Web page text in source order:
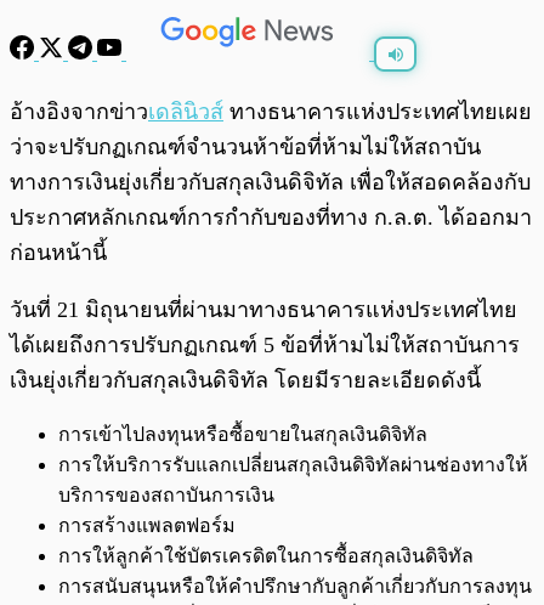
พร้อมเล่น /0:00
อ้างอิงจากข่าวเดลินิวส์ ทางธนาคารแห่งประเทศไทยเผย
ว่าจะปรับกฏเกณฑ์จำนวนห้าข้อที่ห้ามไม่ให้สถาบัน
ทางการเงินยุ่งเกี่ยวกับสกุลเงินดิจิทัล เพื่อให้สอดคล้องกับ
ประกาศหลักเกณฑ์การกำกับของที่ทาง ก.ล.ต. ได้ออกมา
ก่อนหน้านี้
วันที่ 21 มิถุนายนที่ผ่านมาทางธนาคารแห่งประเทศไทย
ได้เผยถึงการปรับกฏเกณฑ์ 5 ข้อที่ห้ามไม่ให้สถาบันการ
เงินยุ่งเกี่ยวกับสกุลเงินดิจิทัล โดยมีรายละเอียดดังนี้
การเข้าไปลงทุนหรือซื้อขายในสกุลเงินดิจิทัล
การให้บริการรับแลกเปลี่ยนสกุลเงินดิจิทัลผ่านช่องทางให้
บริการของสถาบันการเงิน
การสร้างแพลตฟอร์ม
การให้ลูกค้าใช้บัตรเครดิตในการซื้อสกุลเงินดิจิทัล
การสนับสนุนหรือให้คำปรึกษากับลูกค้าเกี่ยวกับการลงทุน